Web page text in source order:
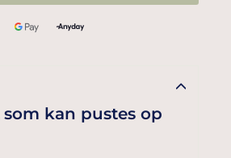
kan pustes op